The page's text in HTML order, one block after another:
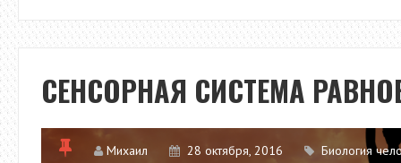
ВКУСА
И
СЕНСОРНАЯ СИСТЕМА
Михаил 28 октября, 2016
Биология